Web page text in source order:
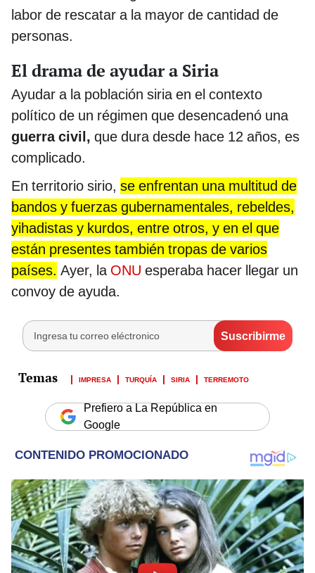
labor de rescatar a la mayor de cantidad de
personas.
El drama de ayudar a Siria
Ayudar a la población siria en el contexto
político de un régimen que desencadenó una
guerra civil, que dura desde hace 12 años, es
complicado.
En territorio sirio, se enfrentan una multitud de
bandos y fuerzas gubernamentales, rebeldes,
yihadistas y kurdos, entre otros, y en el que
están presentes también tropas de varios
países. Ayer, la ONU esperaba hacer llegar un
convoy de ayuda.
IMPRESA TURQUÍA SIRIA TERREMOTO
Prefiero a La República en
Google